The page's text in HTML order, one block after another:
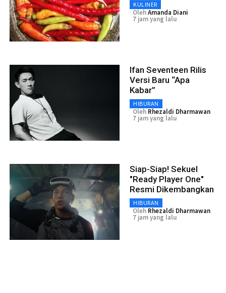
KULINER
OlehAmanda Diani
7 jam yang lalu
Ifan Seventeen Rilis
Versi Baru “Apa
Kabar”
HIBURAN
Oleh Rhezaldi Dharmawan
7 jam yang lalu
Siap-Siap! Sekuel
"Ready Player One"
Resmi Dikembangkan
HIBURAN
Oleh Rhezaldi Dharmawan
7 jam yang lalu